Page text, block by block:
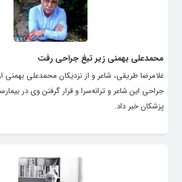
محمدعلی بهمنی زیر تیغ جراحی رفت
غلامرضا طریقی، شاعر و از نزدیکان محمدعلی بهمنی
جراحی این شاعر و ترانه‌سرا و قرار گرفتن وی در
پزشکان خبر داد.